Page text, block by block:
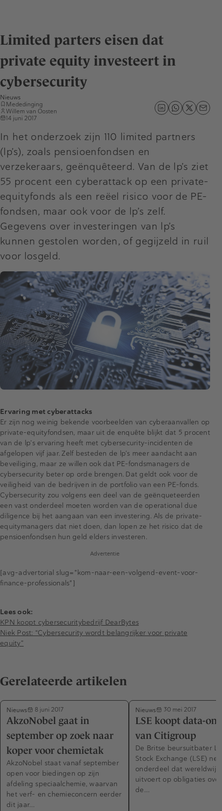
Limited parters eisen dat
private equity investeert in
cybersecurity
Nieuws
Mededinging
Willem van Oosten
14 juni 2017
In het onderzoek zijn 110 limited partners
(lp’s), zoals pensioenfondsen en
verzekeraars, geënquêteerd. Van de lp’s ziet
55 procent een cyberattack op een private-
equityfonds als een reëel risico voor de PE-
fondsen, maar ook voor de lp’s zelf.
Gegevens over investeringen van lp’s
kunnen gestolen worden, of gegijzeld in ruil
voor losgeld.
Ervaring met cyberattacks
Er zijn nog weinig bekende voorbeelden van cyberaanvallen op
private-equityfondsen, maar uit de enquête blijkt dat 5 procent
van de lp’s ervaring heeft met cybersecurity-incidenten de
afgelopen vijf jaar. Zelf besteden de lp’s meer aandacht aan
beveiliging, maar ze willen ook dat PE-fondsmanagers de
cybersecurity beter op orde brengen. Dat geldt ook voor de
veiligheid van de bedrijven in de portfolio van een PE-fonds.
Cybersecurity zou volgens een deel van de geënqueteerden
een vast onderdeel moeten worden van de operational due
diligence bij het aangaan van een investering. Als de private-
equitymanagers dat niet doen, dan lopen ze het risico dat de
pensioenfondsen hun geld elders investeren.
Advertentie
[avg-advertorial slug="kom-naar-een-volgend-event-voor-
finance-professionals"]
Lees ook:
KPN koopt cybersecuritybedrijf DearBytes
Niek Post: “Cybersecurity wordt belangrijker voor private
equity”
Gerelateerde artikelen
Nieuws 8 juni 2017
AkzoNobel gaat in
september op zoek naar
koper voor chemietak
AkzoNobel staat vanaf september
open voor biedingen op zijn
afdeling speciaalchemie, waarvan
het verf- en chemieconcern eerder
dit jaar…
Nieuws 30 mei 2017
LSE koopt data-
van Citigroup
De Britse beursuitbater
Stock Exchange (LSE)
onderdeel dat wereldwijd
uitvoert op obligaties
de…